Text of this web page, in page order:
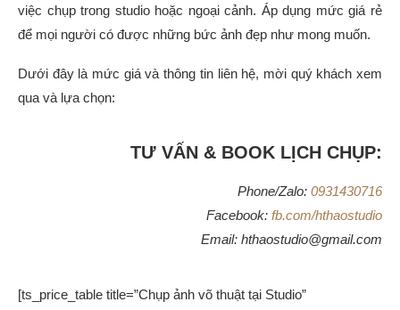
việc chụp trong studio hoặc ngoại cảnh. Áp dụng mức giá rẻ
để mọi người có được những bức ảnh đẹp như mong muốn.
Dưới đây là mức giá và thông tin liên hệ, mời quý khách xem
qua và lựa chọn:
TƯ VẤN & BOOK LỊCH CHỤP:
Phone/Zalo: 0931430716
Facebook: fb.com/hthaostudio
Email: hthaostudio@gmail.com
[ts_price_table title=”Chụp ảnh võ thuật tại Studio”